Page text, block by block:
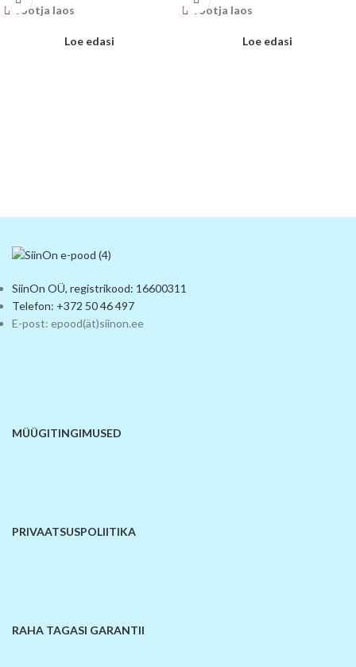
Tootja laos
Loe edasi
Tootja laos
Loe edasi
SiinOn OÜ, registrikood: 16600311
Telefon: +372 50 46 497
E-post: epood(ät)siinon.ee
MÜÜGITINGIMUSED
PRIVAATSUSPOLIITIKA
RAHA TAGASI GARANTII